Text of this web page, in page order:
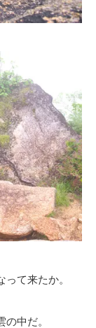
て来たか。
中だ。